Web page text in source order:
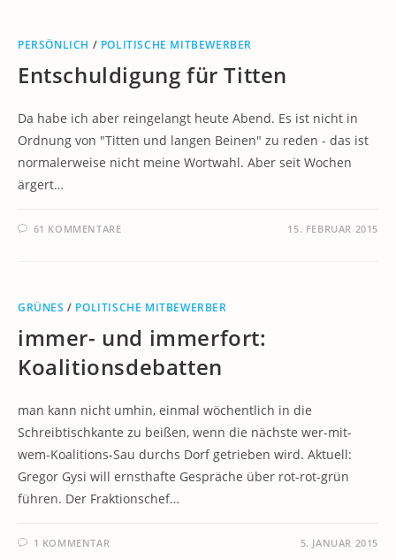
PERSÖNLICH / POLITISCHE MITBEWERBER
Entschuldigung für Titten
Da habe ich aber reingelangt heute Abend. Es ist nicht in
Ordnung von "Titten und langen Beinen" zu reden - das ist
normalerweise nicht meine Wortwahl. Aber seit Wochen
ärgert…
61 KOMMENTARE 15. FEBRUAR 2015
GRÜNES / POLITISCHE MITBEWERBER
immer- und immerfort:
Koalitionsdebatten
man kann nicht umhin, einmal wöchentlich in die
Schreibtischkante zu beißen, wenn die nächste wer-mit-
wem-Koalitions-Sau durchs Dorf getrieben wird. Aktuell:
Gregor Gysi will ernsthafte Gespräche über rot-rot-grün
führen. Der Fraktionschef…
1 KOMMENTAR 5. JANUAR 2015